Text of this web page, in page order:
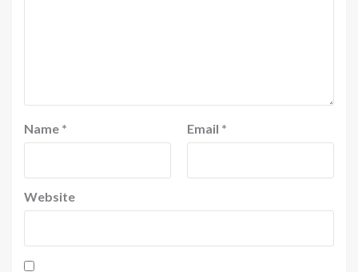
Name * Email *
Website